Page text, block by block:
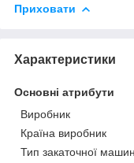
Приховати
Характеристики
Основні атрибути
Виробник
Країна виробник
Тип закаточної